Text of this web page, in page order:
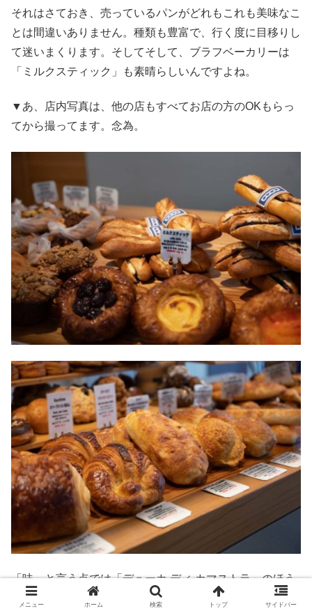
それはさておき、売っているパンがどれもこれも美味なこ
とは間違いありません。種類も豊富で、行く度に目移りし
て迷いまくります。そしてそして、ブラフベーカリーは
「ミルクスティック」も素晴らしいんですよね。
▼あ、店内写真は、他の店もすべてお店の方のOKもらっ
てから撮ってます。念為。
「味」と言う点では「デューカ ディ カマストラ」のほう
に軍配を上げますが、上顎を容赦なくグサグサ刺してこな
メニュー ホーム 検索 トップ サイドバー